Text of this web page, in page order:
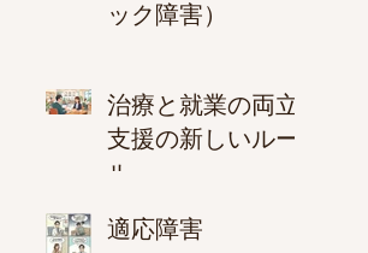
ック障害）
治療と就業の両立
支援の新しいルー
ル
適応障害